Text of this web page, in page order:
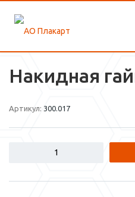
Накидная
Артикул: 300.017